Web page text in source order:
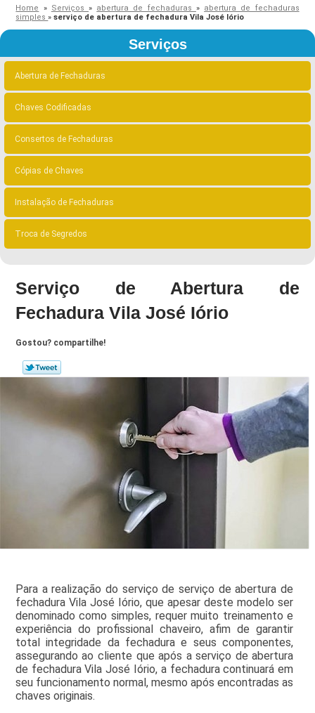
Home » Serviços» abertura de fechaduras » abertura de fechaduras
simples»serviço de abertura de fechadura Vila José Iório
Serviços
Abertura de Fechaduras
Chaves Codificadas
Consertos de Fechaduras
Cópias de Chaves
Instalação de Fechaduras
Troca de Segredos
Serviço de Abertura de
Fechadura Vila José Iório
Gostou? compartilhe!
Para a realização do serviço de serviço de abertura de
fechadura Vila José Iório, que apesar deste modelo ser
denominado como simples, requer muito treinamento e
experiência do profissional chaveiro, afim de garantir
total integridade da fechadura e seus componentes,
assegurando ao cliente que após a serviço de abertura
de fechadura Vila José Iório, a fechadura continuará em
seu funcionamento normal, mesmo após encontradas as
chaves originais.